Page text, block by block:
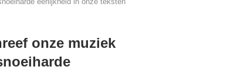
onze muziek